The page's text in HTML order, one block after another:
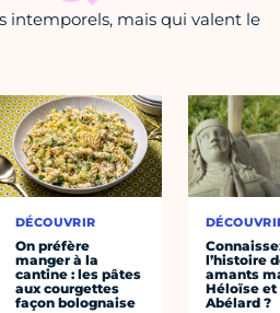
intemporels, mais qui valent le
DÉCOUVRIR
On préfère
manger à la
cantine : les pâtes
aux courgettes
façon bolognaise
l’histoire
amants
Héloïse et
Abélard ?